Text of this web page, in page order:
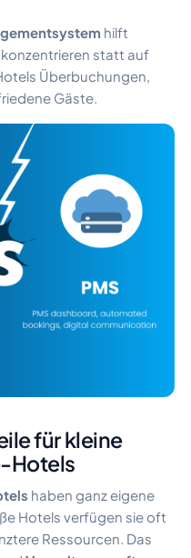
hilft
statt auf
Überbuchungen,
Gäste.
für kleine
Hotels
haben ganz eigene
Hotels verfügen sie oft
Ressourcen. Das